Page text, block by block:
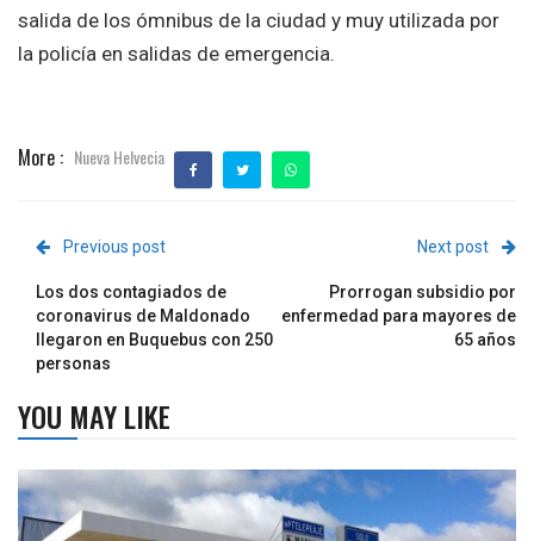
salida de los ómnibus de la ciudad y muy utilizada por
la policía en salidas de emergencia.
More : Nueva Helvecia
Previous post
Los dos contagiados de
coronavirus de Maldonado
llegaron en Buquebus con 250
personas
Next post
Prorrogan subsidio por
enfermedad para mayores de
65 años
YOU MAY LIKE